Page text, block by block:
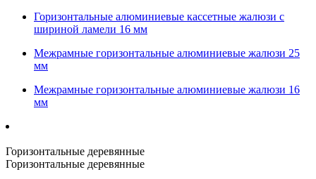
Горизонтальные алюминиевые кассетные жалюзи с
шириной ламели 16 мм
Межрамные горизонтальные алюминиевые жалюзи 25
мм
Межрамные горизонтальные алюминиевые жалюзи 16
мм
Горизонтальные деревянные
Горизонтальные деревянные